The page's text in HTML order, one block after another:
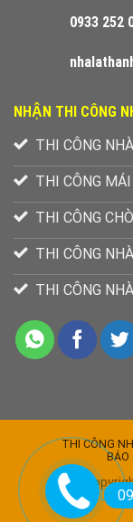
0933 252
NHẬN THI CÔNG
THI CÔNG
THI CÔNG
THI CÔNG
THI CÔNG
THI CÔNG
THI CÔNG
BÁO